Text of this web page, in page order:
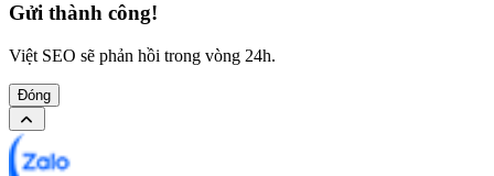
Gửi thành công!
Việt SEO sẽ phản hồi trong vòng 24h.
Đóng